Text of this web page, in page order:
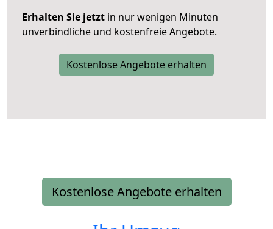
Erhalten Sie jetzt in nur wenigen Minuten
unverbindliche und kostenfreie Angebote.
Kostenlose Angebote erhalten
Kostenlose Angebote erhalten